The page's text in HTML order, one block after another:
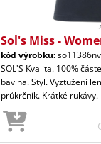
Sol's Miss -
kód výrobku:
SOL'S Kvalita. 100%
bavlna. Styl. Vyztužení
průkrčník. Krátké rukávy.